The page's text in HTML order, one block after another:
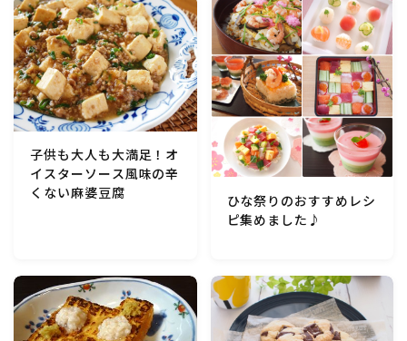
米/ご飯料理・もち料理
麺料理(パスタ・うどん・そうめん・春雨など)
ハム・ベーコン・ソーセー・・スパム・チーズ料理
豆腐・厚揚げ・油揚げ・納豆・豆類・豆製品料理
缶詰料理(ツナ・サバ・いわし・ホタテ貝柱・コーン
行事食(おせち・ハロウィン・クリスマス・雛祭り・子
供の日・七夕等)
子供も大人も大満足！オ
イスターソース風味の辛
くない麻婆豆腐
ひな祭りのおすすめレシ
ピ集めました♪